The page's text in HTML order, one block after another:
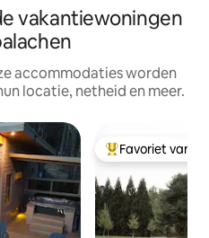
vakantiewoningen
accommodaties worden
locatie, netheid en meer.
Topfavoriet van
Favoriet van